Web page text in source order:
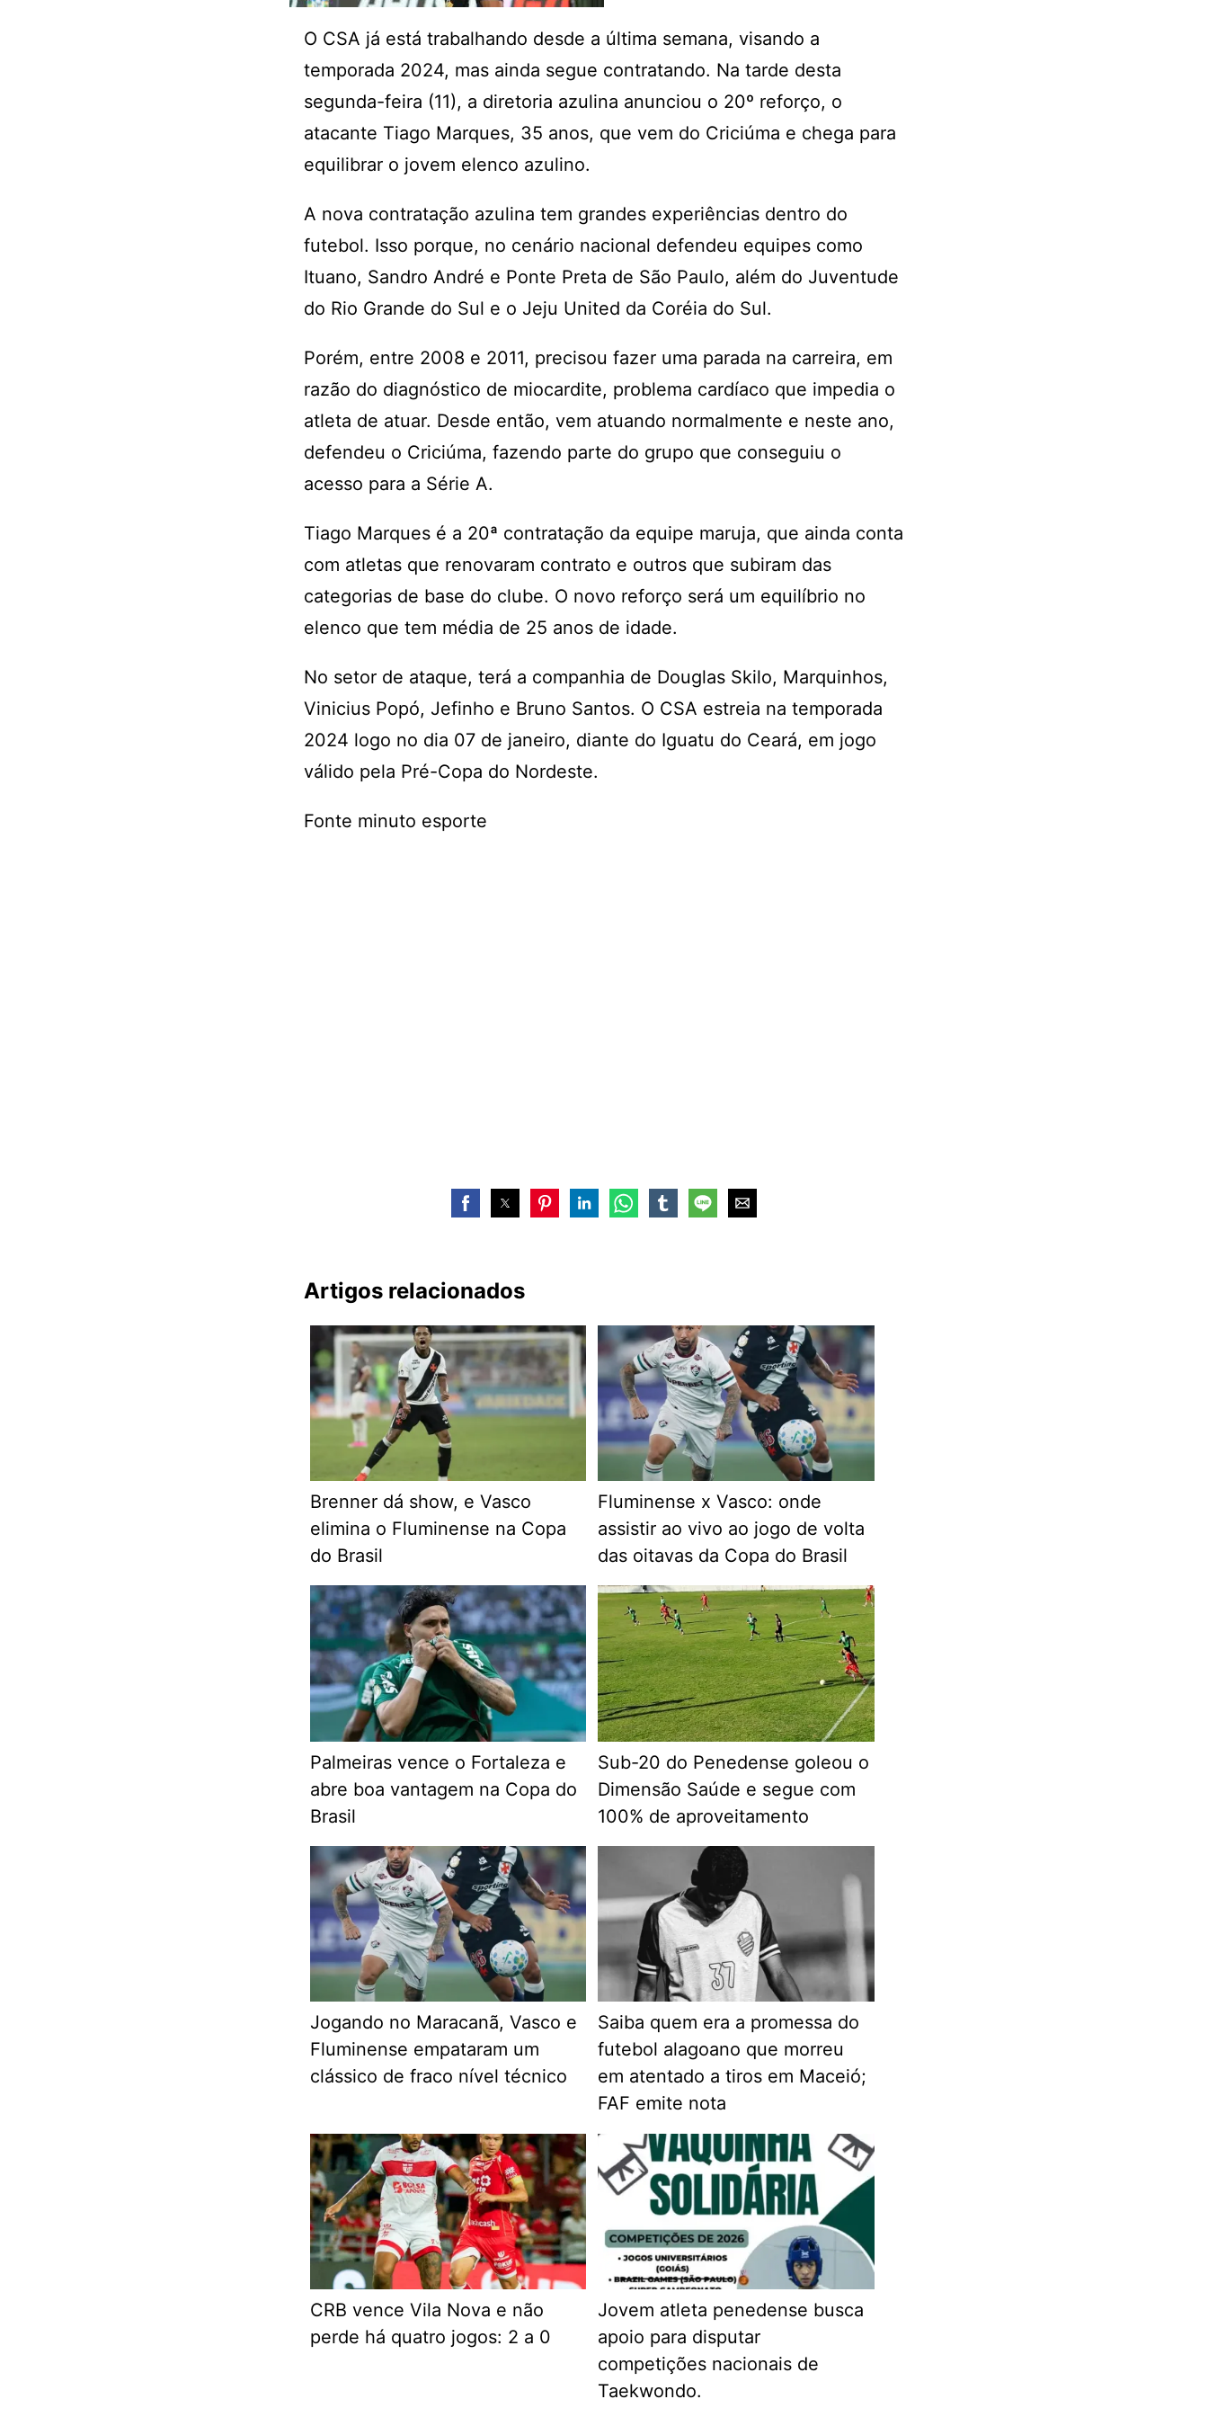
O CSA já está trabalhando desde a última semana, visando a
temporada 2024, mas ainda segue contratando. Na tarde desta
segunda-feira (11), a diretoria azulina anunciou o 20º reforço, o
atacante Tiago Marques, 35 anos, que vem do Criciúma e chega para
equilibrar o jovem elenco azulino.
A nova contratação azulina tem grandes experiências dentro do
futebol. Isso porque, no cenário nacional defendeu equipes como
Ituano, Sandro André e Ponte Preta de São Paulo, além do Juventude
do Rio Grande do Sul e o Jeju United da Coréia do Sul.
Porém, entre 2008 e 2011, precisou fazer uma parada na carreira, em
razão do diagnóstico de miocardite, problema cardíaco que impedia o
atleta de atuar. Desde então, vem atuando normalmente e neste ano,
defendeu o Criciúma, fazendo parte do grupo que conseguiu o
acesso para a Série A.
Tiago Marques é a 20ª contratação da equipe maruja, que ainda conta
com atletas que renovaram contrato e outros que subiram das
categorias de base do clube. O novo reforço será um equilíbrio no
elenco que tem média de 25 anos de idade.
No setor de ataque, terá a companhia de Douglas Skilo, Marquinhos,
Vinicius Popó, Jefinho e Bruno Santos. O CSA estreia na temporada
2024 logo no dia 07 de janeiro, diante do Iguatu do Ceará, em jogo
válido pela Pré-Copa do Nordeste.
Fonte minuto esporte
Artigos relacionados
Brenner dá show, e Vasco
elimina o Fluminense na Copa
do Brasil
Fluminense x Vasco: onde
assistir ao vivo ao jogo de volta
das oitavas da Copa do Brasil
Palmeiras vence o Fortaleza e
abre boa vantagem na Copa do
Brasil
Sub-20 do Penedense goleou o
Dimensão Saúde e segue com
100% de aproveitamento
Jogando no Maracanã, Vasco e
Fluminense empataram um
clássico de fraco nível técnico
Saiba quem era a promessa do
futebol alagoano que morreu
em atentado a tiros em Maceió;
FAF emite nota
CRB vence Vila Nova e não
perde há quatro jogos: 2 a 0
Jovem atleta penedense busca
apoio para disputar
competições nacionais de
Taekwondo.